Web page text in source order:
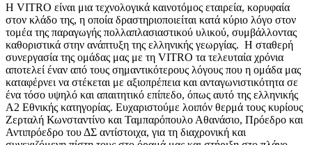
Η VITRO είναι μια τεχνολογικά καινοτόμος εταιρεία, κορυφαία
στον κλάδο της, η οποία δραστηριοποιείται κατά κύριο λόγο στον
τομέα της παραγωγής πολλαπλασιαστικού υλικού, συμβάλλοντας
καθοριστικά στην ανάπτυξη της ελληνικής γεωργίας. Η σταθερή
συνεργασία της ομάδας μας με τη VITRO τα τελευταία χρόνια
αποτελεί έναν από τους σημαντικότερους λόγους που η ομάδα μας
καταφέρνει να στέκεται με αξιοπρέπεια και ανταγωνιστικότητα σε
ένα τόσο υψηλό και απαιτητικό επίπεδο, όπως αυτό της ελληνικής
Α2 Εθνικής κατηγορίας. Ευχαριστούμε λοιπόν θερμά τους κυρίους
Ζερταλή Κωνσταντίνο και Ταμπαρόπουλο Αθανάσιο, Πρόεδρο και
Αντιπρόεδρο του ΔΣ αντίστοιχα, για τη διαχρονική και